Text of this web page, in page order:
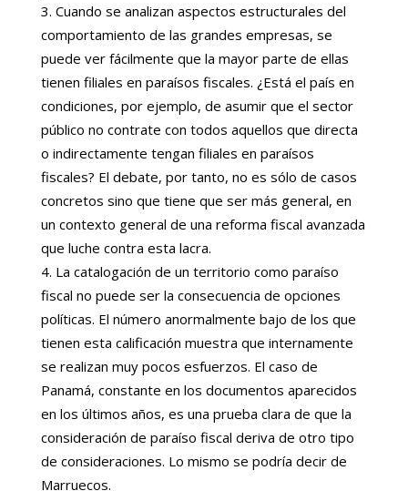
Cuando se analizan aspectos estructurales del
comportamiento de las grandes empresas, se
puede ver fácilmente que la mayor parte de ellas
tienen filiales en paraísos fiscales. ¿Está el país en
condiciones, por ejemplo, de asumir que el sector
público no contrate con todos aquellos que directa
o indirectamente tengan filiales en paraísos
fiscales? El debate, por tanto, no es sólo de casos
concretos sino que tiene que ser más general, en
un contexto general de una reforma fiscal avanzada
que luche contra esta lacra.
La catalogación de un territorio como paraíso
fiscal no puede ser la consecuencia de opciones
políticas. El número anormalmente bajo de los que
tienen esta calificación muestra que internamente
se realizan muy pocos esfuerzos. El caso de
Panamá, constante en los documentos aparecidos
en los últimos años, es una prueba clara de que la
consideración de paraíso fiscal deriva de otro tipo
de consideraciones. Lo mismo se podría decir de
Marruecos.